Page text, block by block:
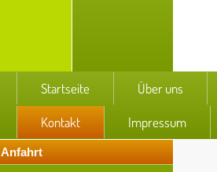
Startseite Über uns
Kontakt Impressum
Anfahrt